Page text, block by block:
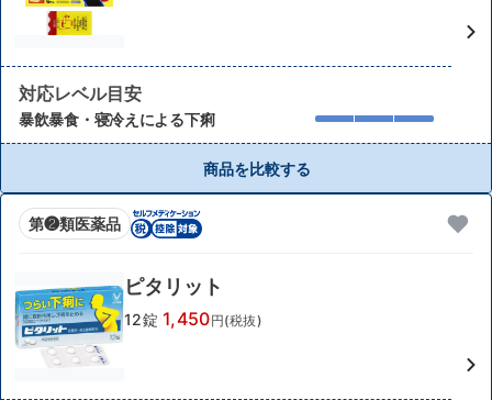
対応レベル目安
暴飲暴食・寝冷えによる下痢
商品を比較する
第❷類医薬品
ピタリット
12錠 1,450円(税抜)